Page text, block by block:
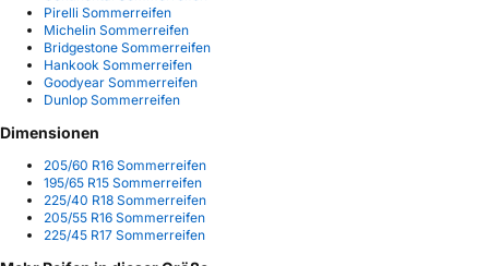
Pirelli Sommerreifen
Michelin Sommerreifen
Bridgestone Sommerreifen
Hankook Sommerreifen
Goodyear Sommerreifen
Dunlop Sommerreifen
Dimensionen
205/60 R16 Sommerreifen
195/65 R15 Sommerreifen
225/40 R18 Sommerreifen
205/55 R16 Sommerreifen
225/45 R17 Sommerreifen